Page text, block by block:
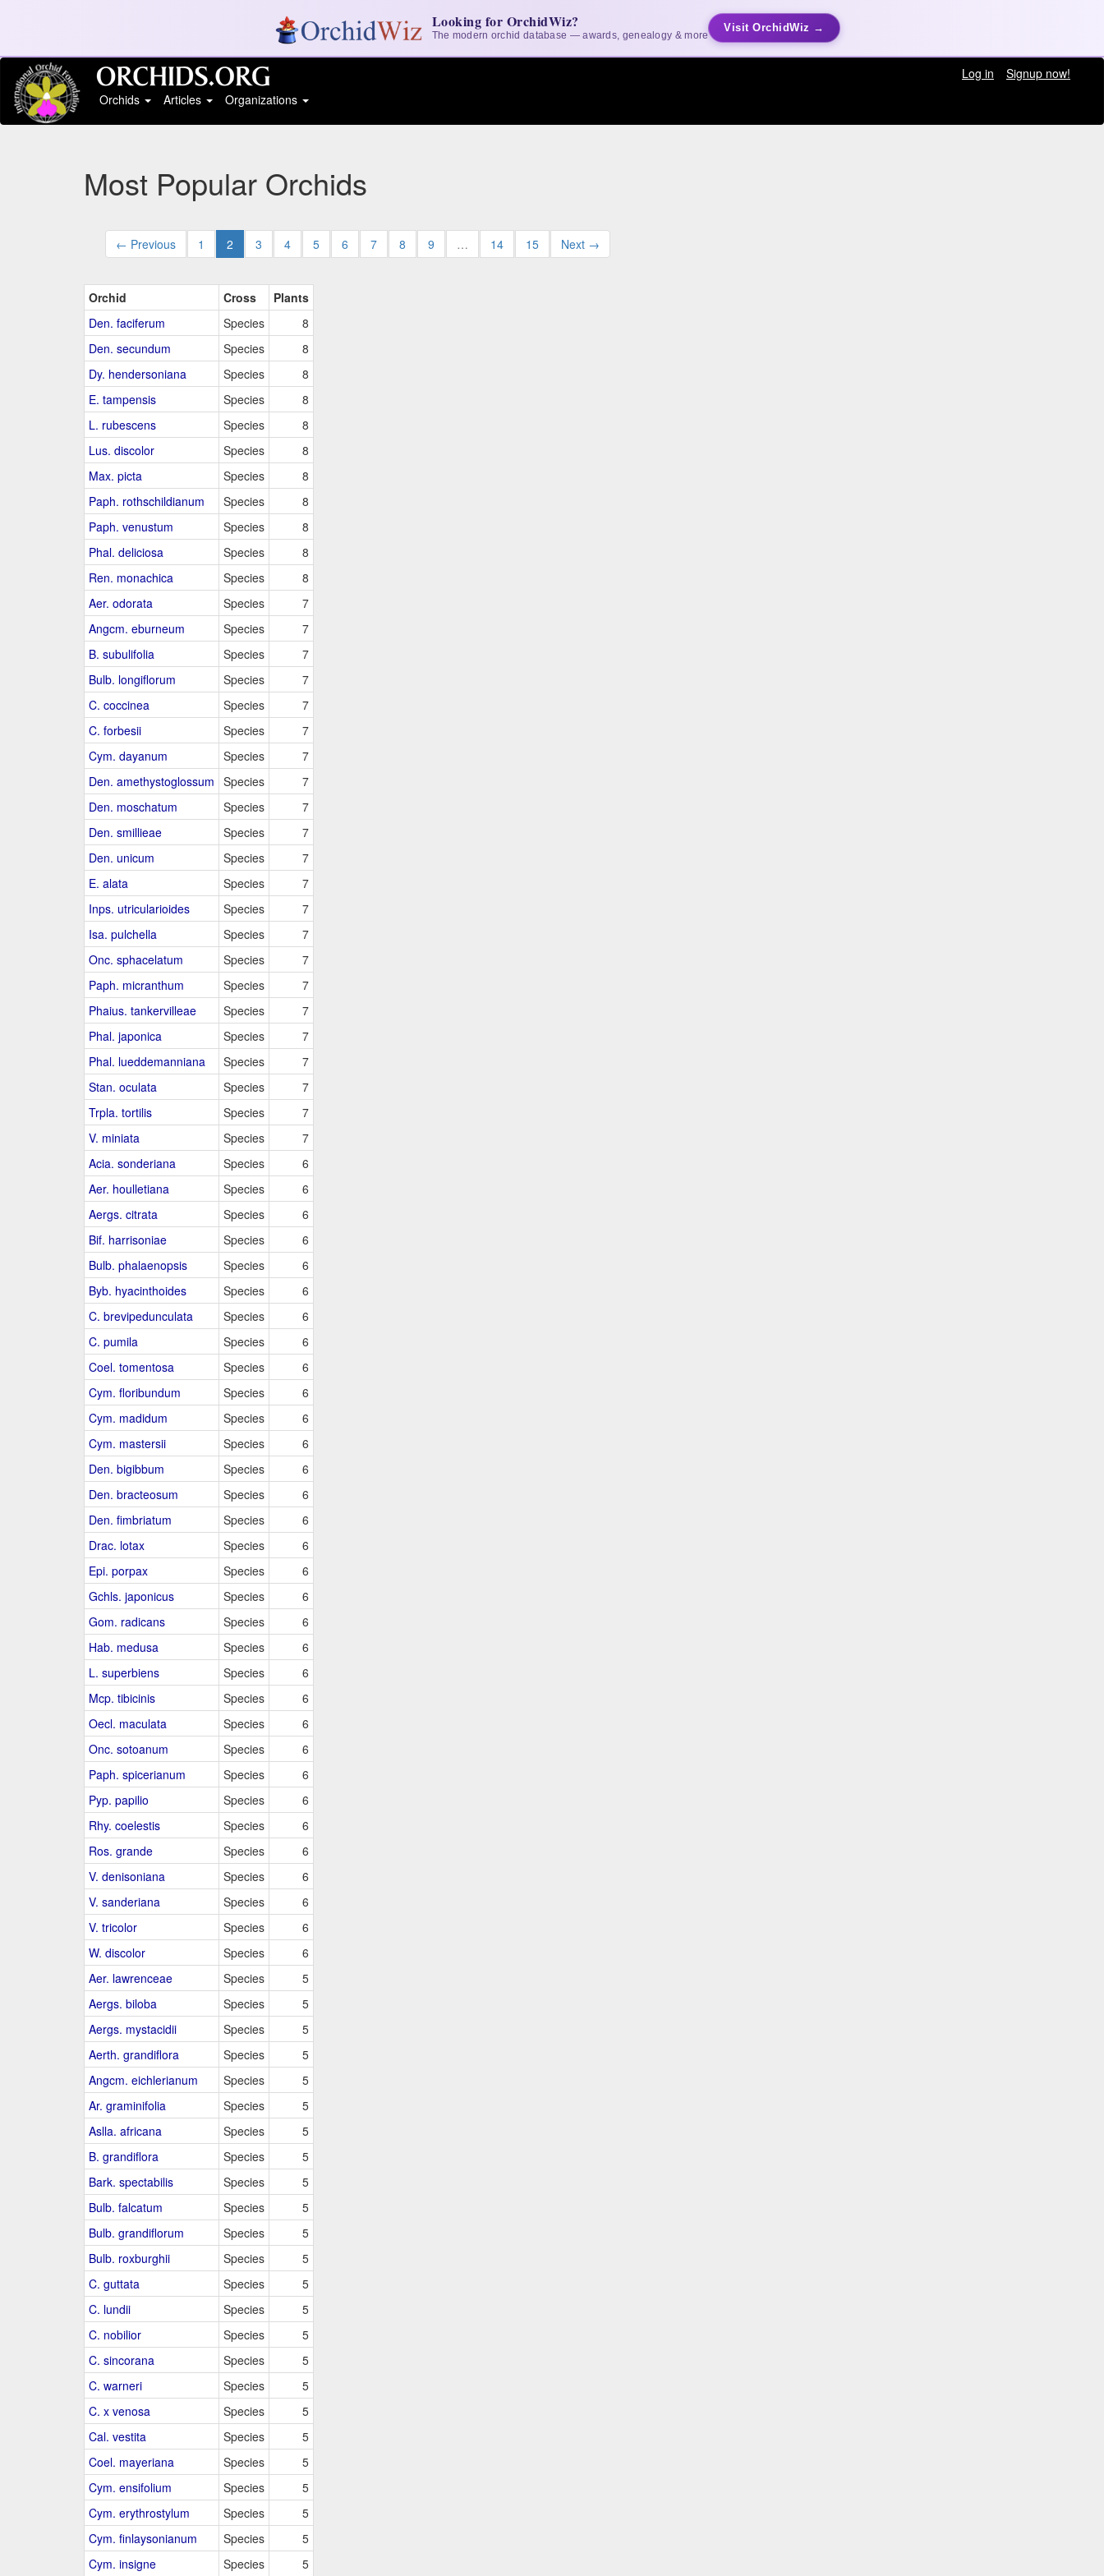
Looking for OrchidWiz?
The modern orchid database — awards, genealogy & more
Visit OrchidWiz →
Log in
Signup now!
Orchids
Articles Organizations
Most Popular Orchids
← Previous 1 2 3 4 5 6 7 8 9 … 14 15 Next →
Orchid Cross
Plants
Den. faciferum
Species
8
Den. secundum
Species
8
Dy. hendersoniana
Species
8
E. tampensis
Species
8
L. rubescens
Species
8
Lus. discolor
Species
8
Max. picta
Species
8
Paph. rothschildianum
Species
8
Paph. venustum
Species
8
Phal. deliciosa
Species
8
Ren. monachica
Species
8
Aer. odorata
Species
7
Angcm. eburneum
Species
7
B. subulifolia
Species
7
Bulb. longiflorum
Species
7
C. coccinea
Species
7
C. forbesii
Species
7
Cym. dayanum
Species
7
Den. amethystoglossum Species
7
Den. moschatum
Species
7
Den. smillieae
Species
7
Den. unicum
Species
7
E. alata
Species
7
Inps. utricularioides
Species
7
Isa. pulchella
Species
7
Onc. sphacelatum
Species
7
Paph. micranthum
Species
7
Phaius. tankervilleae
Species
7
Phal. japonica
Species
7
Phal. lueddemanniana
Species
7
Stan. oculata
Species
7
Trpla. tortilis
Species
7
V. miniata
Species
7
Acia. sonderiana
Species
6
Aer. houlletiana
Species
6
Aergs. citrata
Species
6
Bif. harrisoniae
Species
6
Bulb. phalaenopsis
Species
6
Byb. hyacinthoides
Species
6
C. brevipedunculata
Species
6
C. pumila
Species
6
Coel. tomentosa
Species
6
Cym. floribundum
Species
6
Cym. madidum
Species
6
Cym. mastersii
Species
6
Den. bigibbum
Species
6
Den. bracteosum
Species
6
Den. fimbriatum
Species
6
Drac. lotax
Species
6
Epi. porpax
Species
6
Gchls. japonicus
Species
6
Gom. radicans
Species
6
Hab. medusa
Species
6
L. superbiens
Species
6
Mcp. tibicinis
Species
6
Oecl. maculata
Species
6
Onc. sotoanum
Species
6
Paph. spicerianum
Species
6
Pyp. papilio
Species
6
Rhy. coelestis
Species
6
Ros. grande
Species
6
V. denisoniana
Species
6
V. sanderiana
Species
6
V. tricolor
Species
6
W. discolor
Species
6
Aer. lawrenceae
Species
5
Aergs. biloba
Species
5
Aergs. mystacidii
Species
5
Aerth. grandiflora
Species
5
Angcm. eichlerianum
Species
5
Ar. graminifolia
Species
5
Aslla. africana
Species
5
B. grandiflora
Species
5
Bark. spectabilis
Species
5
Bulb. falcatum
Species
5
Bulb. grandiflorum
Species
5
Bulb. roxburghii
Species
5
C. guttata
Species
5
C. lundii
Species
5
C. nobilior
Species
5
C. sincorana
Species
5
C. warneri
Species
5
C. x venosa
Species
5
Cal. vestita
Species
5
Coel. mayeriana
Species
5
Cym. ensifolium
Species
5
Cym. erythrostylum
Species
5
Cym. finlaysonianum
Species
5
Cym. insigne
Species
5